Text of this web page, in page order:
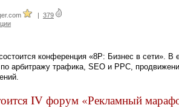
| 379
конференция «8P: Бизнес в сети». В
арбитражу трафика, SEO и РРС,
IV форум «Рекламный